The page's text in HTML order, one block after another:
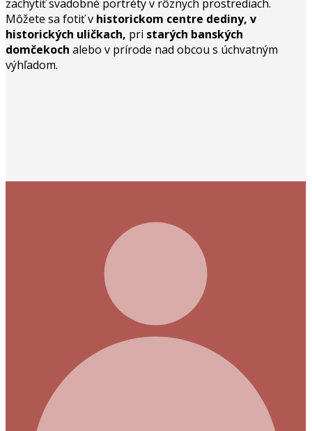
zachytiť svadobné portréty v rôznych prostrediach.
Môžete sa fotiť v historickom centre dediny, v
historických uličkach, pri starých banských
domčekoch alebo v prírode nad obcou s úchvatným
výhľadom.